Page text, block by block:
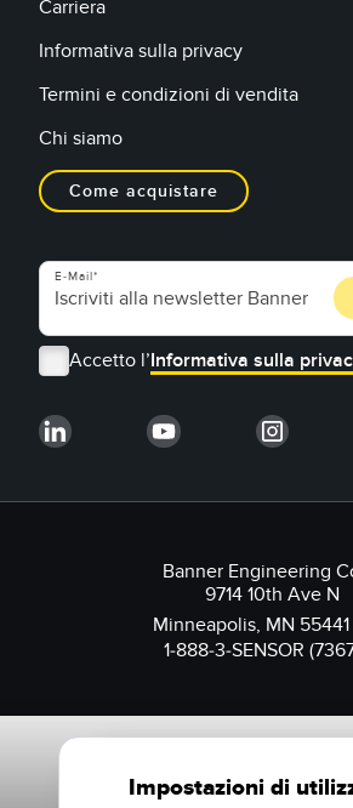
Carriera
Informativa sulla privacy
Termini e condizioni di vendita
Chi siamo
Come acquistare
E-Mail
Accetto l’Informativa sulla
Banner Engineering
9714 10th Ave N
Minneapolis, MN 55441
1-888-3-SENSOR
Impostazioni di